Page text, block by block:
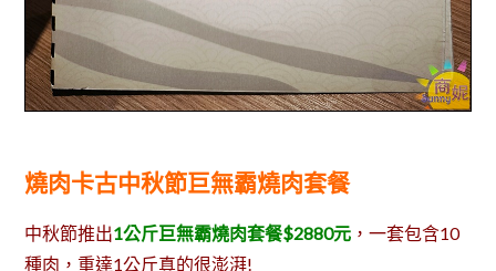
燒肉卡古中秋節巨無霸燒肉套餐
中秋節推出1公斤巨無霸燒肉套餐$2880元 ，一套包含10
種肉，重達1公斤真的很澎湃!